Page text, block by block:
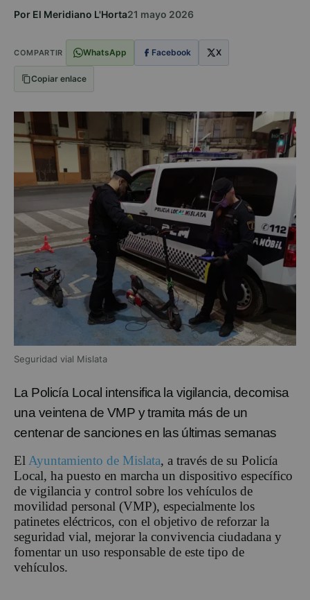
Por El Meridiano L'Horta21 mayo 2026
COMPARTIR WhatsApp Facebook X
Copiar enlace
Seguridad vial Mislata
La Policía Local intensifica la vigilancia, decomisa
una veintena de VMP y tramita más de un
centenar de sanciones en las últimas semanas
El Ayuntamiento de Mislata, a través de su Policía
Local, ha puesto en marcha un dispositivo específico
de vigilancia y control sobre los vehículos de
movilidad personal (VMP), especialmente los
patinetes eléctricos, con el objetivo de reforzar la
seguridad vial, mejorar la convivencia ciudadana y
fomentar un uso responsable de este tipo de
vehículos.